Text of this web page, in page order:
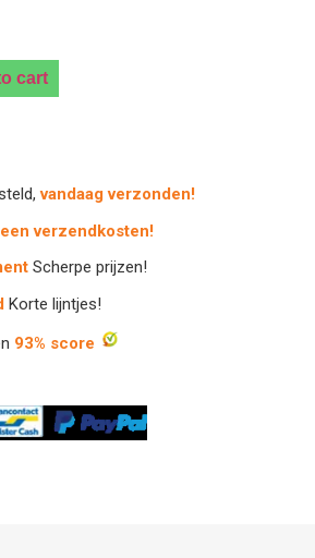
cart
vandaag verzonden!
verzendkosten!
Scherpe prijzen!
Korte lijntjes!
93% score